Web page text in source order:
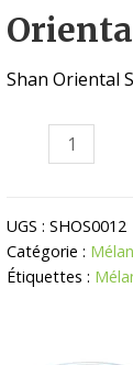
Shan Oriental
quantité
Sauce
Aigre-
Douce
UGS :SHOS0012
Catégorie :
Étiquettes :